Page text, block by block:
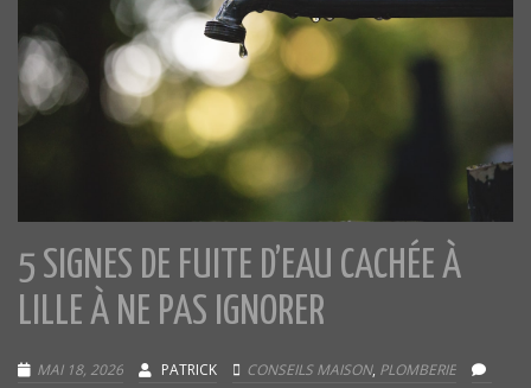
5 SIGNES DE FUITE D’EAU CACHÉE À
LILLE À NE PAS IGNORER
MAI 18, 2026 PATRICK CONSEILS MAISON, PLOMBERIE